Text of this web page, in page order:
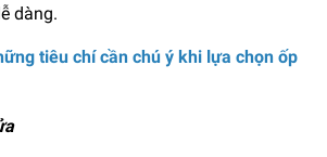
dàng.
tiêu chí cần chú ý khi lựa chọn ốp